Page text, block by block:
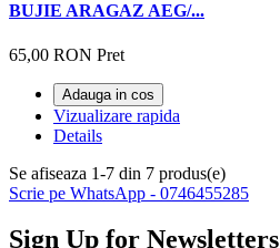
BUJIE ARAGAZ AEG/...
65,00 RON Pret
Adauga in cos
Vizualizare rapida
Details
Se afiseaza 1-7 din 7 produs(e)
Scrie pe WhatsApp - 0746455285
Sign Up for Newsletters